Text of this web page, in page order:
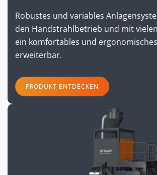
Robustes und variables
den Handstrahlbetrieb und mit
ein komfortables und
erweiterbar.
PRODUKT ENTDECKEN